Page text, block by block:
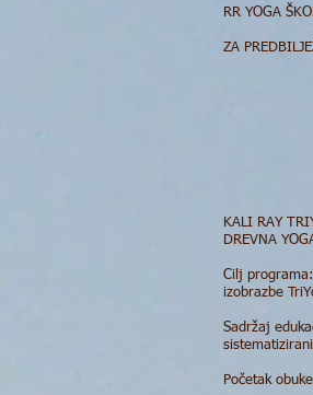
RR YOGA
ZA
KALI RAY
DREVNA
Cilj
izobrazbe
Sadržaj
Početak